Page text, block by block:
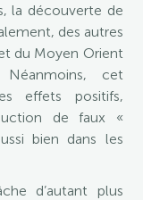
la découverte de
des autres
du Moyen Orient
cet
effets positifs,
de faux «
bien dans les
d’autant plus